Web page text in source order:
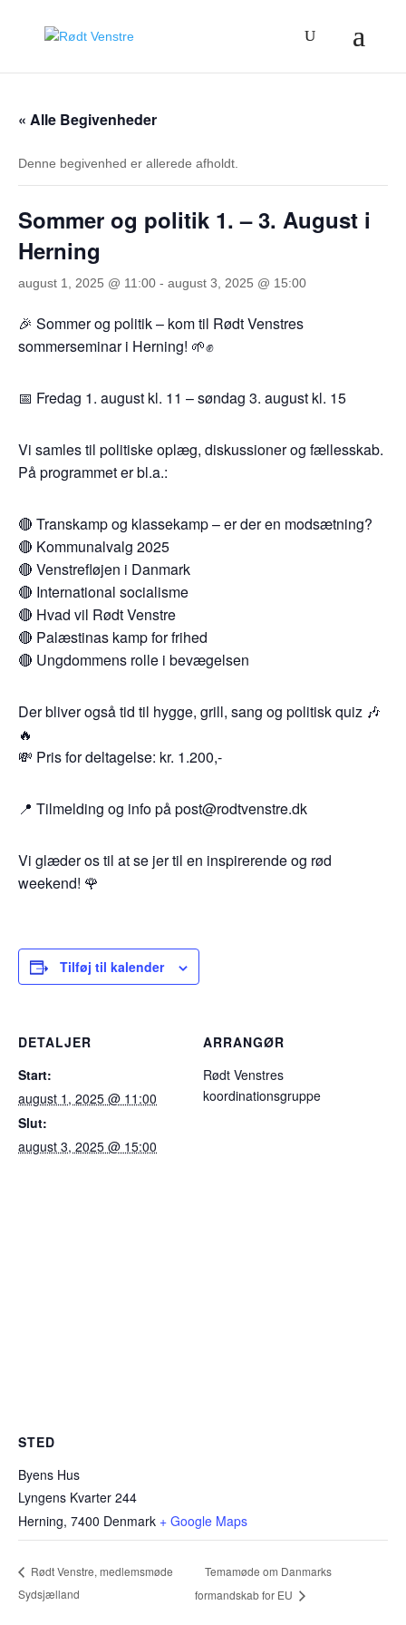
« Alle Begivenheder
Denne begivenhed er allerede afholdt.
Sommer og politik 1. – 3. August i
Herning
august 1, 2025 @ 11:00 - august 3, 2025 @ 15:00
🎉 Sommer og politik – kom til Rødt Venstres
sommerseminar i Herning! 🌱✊
📅 Fredag 1. august kl. 11 – søndag 3. august kl. 15
Vi samles til politiske oplæg, diskussioner og fællesskab.
På programmet er bl.a.:
🔴 Transkamp og klassekamp – er der en modsætning?
🔴 Kommunalvalg 2025
🔴 Venstrefløjen i Danmark
🔴 International socialisme
🔴 Hvad vil Rødt Venstre
🔴 Palæstinas kamp for frihed
🔴 Ungdommens rolle i bevægelsen
Der bliver også tid til hygge, grill, sang og politisk quiz 🎶
🔥
💸 Pris for deltagelse: kr. 1.200,-
📍 Tilmelding og info på post@rodtvenstre.dk
Vi glæder os til at se jer til en inspirerende og rød
weekend! 🌹
Tilføj til kalender
DETALJER
Start:
august 1, 2025 @ 11:00
Slut:
august 3, 2025 @ 15:00
ARRANGØR
Rødt Venstres
koordinationsgruppe
STED
Byens Hus
Lyngens Kvarter 244
Herning, 7400 Denmark + Google Maps
Rødt Venstre, medlemsmøde
Sydsjælland
Temamøde om Danmarks
formandskab for EU